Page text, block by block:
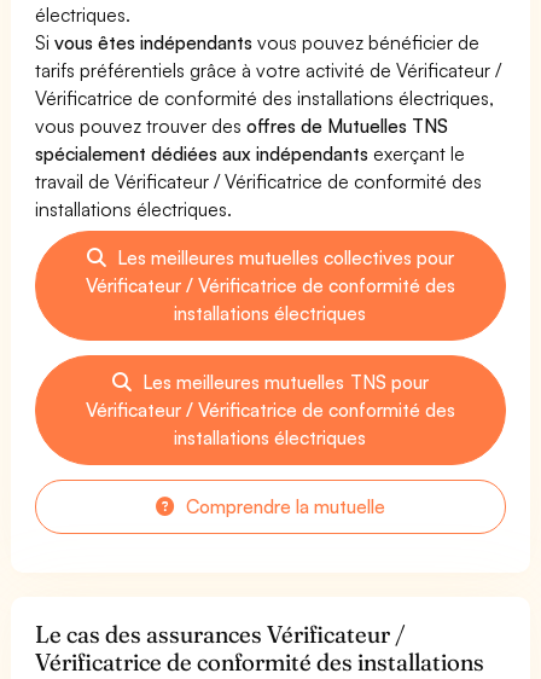
électriques.
Sivous êtes indépendants vous pouvez bénéficier de
tarifs préférentiels grâce à votre activité de Vérificateur /
Vérificatrice de conformité des installations électriques,
vous pouvez trouver desoffres de Mutuelles TNS
spécialement dédiées aux indépendants exerçant le
travail de Vérificateur / Vérificatrice de conformité des
installations électriques.
Les meilleures mutuelles collectives pour
Vérificateur / Vérificatrice de conformité des
installations électriques
Les meilleures mutuelles TNS pour
Vérificateur / Vérificatrice de conformité des
installations électriques
Comprendre la mutuelle
Le cas des assurances Vérificateur /
Vérificatrice de conformité des installations